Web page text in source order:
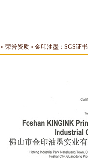
» 荣誉资质 » 金印油墨：SGS证书